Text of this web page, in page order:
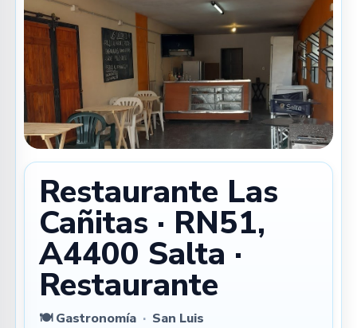
Restaurante Las
Cañitas · RN51,
A4400 Salta ·
Restaurante
🍽️ Gastronomía · San Luis